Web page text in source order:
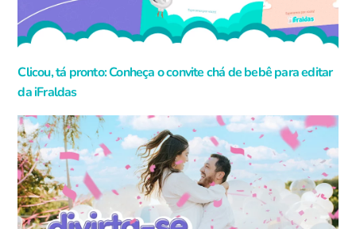
Clicou, tá pronto: Conheça o convite chá de bebê para editar
da iFraldas